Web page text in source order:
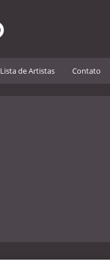
Lista de Artistas Contato